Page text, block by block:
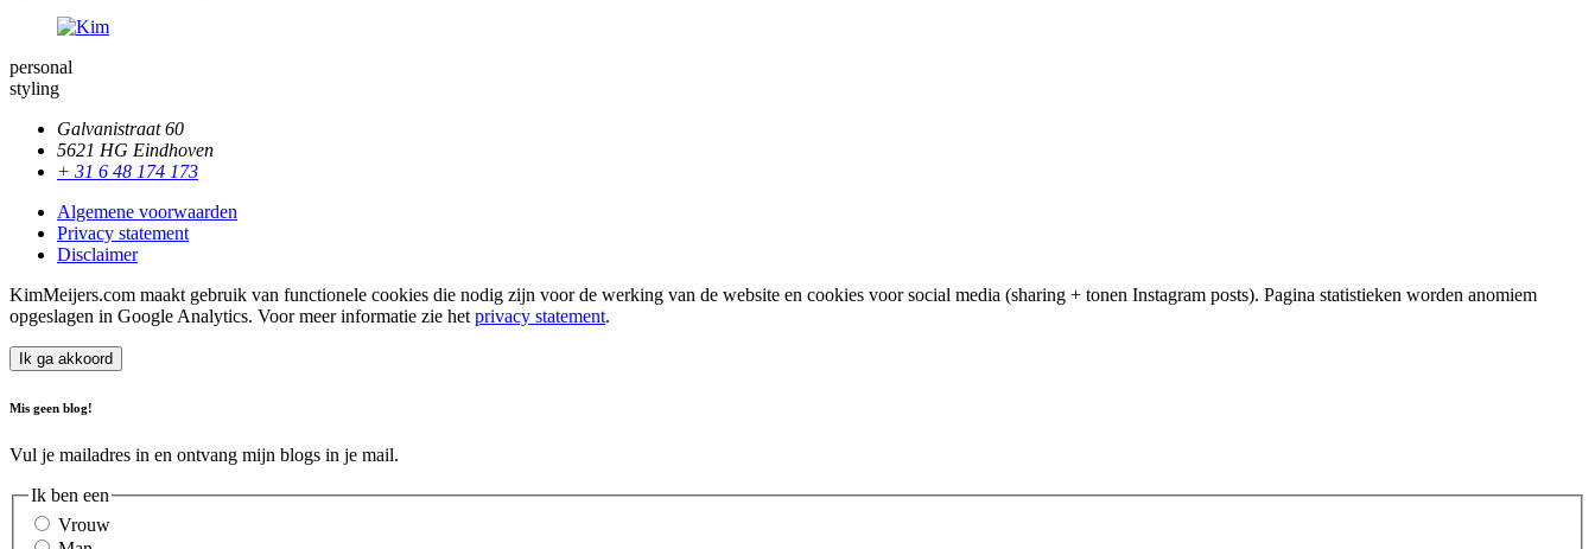
personal
styling
Galvanistraat 60
5621 HG Eindhoven
+ 31 6 48 174 173
Algemene voorwaarden
Privacy statement
Disclaimer
KimMeijers.com maakt gebruik van functionele cookies die nodig zijn voor de werking van de website en cookies voor social media (sharing + tonen Instagram posts). Pagina statistieken worden anomiem
opgeslagen in Google Analytics. Voor meer informatie zie het privacy statement.
Ik ga akkoord
Mis geen blog!
Vul je mailadres in en ontvang mijn blogs in je mail.
Ik ben een
Vrouw